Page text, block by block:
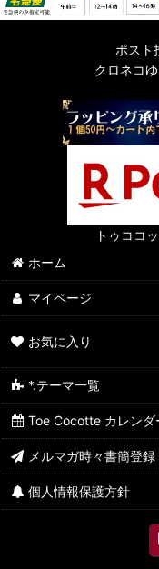
ポスト
クロネコ
トゥココ
ホーム
マイページ
お気に入り
*.テーマ一覧
Toe Cocotte カレンダ
メルマガ時々書簡登録
個人情報保護方針